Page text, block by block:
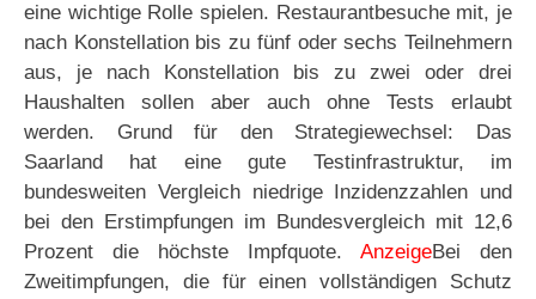
eine wichtige Rolle spielen. Restaurantbesuche mit, je
nach Konstellation bis zu fünf oder sechs Teilnehmern
aus, je nach Konstellation bis zu zwei oder drei
Haushalten sollen aber auch ohne Tests erlaubt
werden. Grund für den Strategiewechsel: Das
Saarland hat eine gute Testinfrastruktur, im
bundesweiten Vergleich niedrige Inzidenzzahlen und
bei den Erstimpfungen im Bundesvergleich mit 12,6
Prozent die höchste Impfquote. AnzeigeBei den
Zweitimpfungen, die für einen vollständigen Schutz